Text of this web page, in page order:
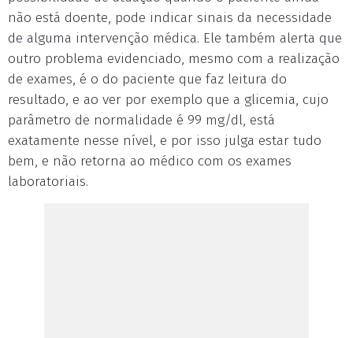
não está doente, pode indicar sinais da necessidade
de alguma intervenção médica. Ele também alerta que
outro problema evidenciado, mesmo com a realização
de exames, é o do paciente que faz leitura do
resultado, e ao ver por exemplo que a glicemia, cujo
parâmetro de normalidade é 99 mg/dl, está
exatamente nesse nível, e por isso julga estar tudo
bem, e não retorna ao médico com os exames
laboratoriais.